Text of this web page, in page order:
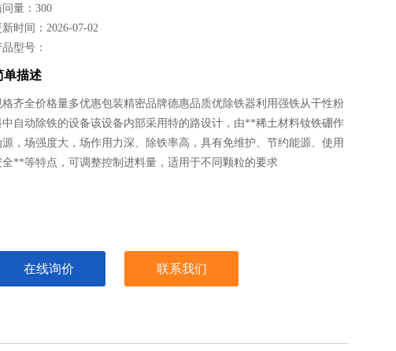
问量：300
新时间：2026-07-02
品型号：
单描述
格齐全价格量多优惠包装精密品牌德惠品质优除铁器利用强铁从干性粉
中自动除铁的设备该设备内部采用特的路设计，由**稀土材料钕铁硼作
源，场强度大，场作用力深、除铁率高，具有免维护、节约能源、使用
全**等特点，可调整控制进料量，适用于不同颗粒的要求
在线询价 联系我们